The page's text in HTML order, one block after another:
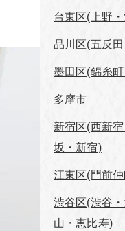
台東区(上野
品川区(五反
墨田区(錦糸
多摩市
新宿区(西新
坂・新宿)
江東区(門前
渋谷区(渋谷
山・恵比寿)